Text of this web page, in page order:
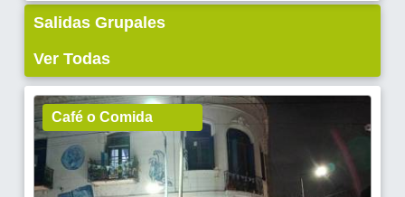
Salidas Grupales
Ver Todas
Café o Comida